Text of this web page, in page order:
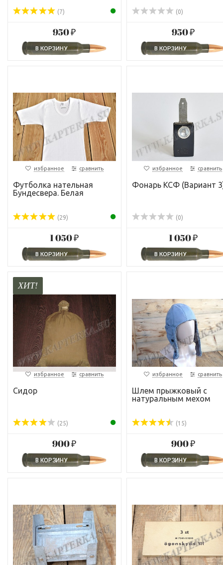
(7)
950 ₽
(0)
950 ₽
избранное сравнить
Футболка нательная
Бундесвера. Белая
(29)
1 050 ₽
избранное сравнить
Фонарь КСФ (Вариант
(0)
1 050 ₽
ХИТ!
избранное сравнить
Сидор
(25)
900 ₽
избранное сравнить
Шлем прыжковый с
натуральным мехом
(15)
900 ₽